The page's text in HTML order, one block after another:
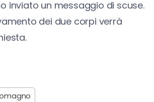
inviato un messaggio di scuse.
dei due corpi verrà